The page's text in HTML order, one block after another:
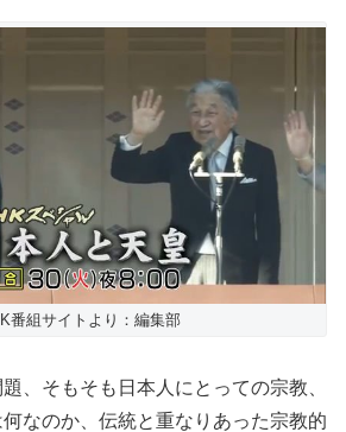
番組サイトより：編集部
、そもそも日本人にとっての宗教、
なのか、伝統と重なりあった宗教的